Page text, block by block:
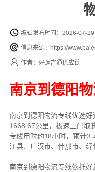
编辑发布时间：2026-07-
信息来源：https://
作者：好运吉通供应链
南京到德阳
南京到德阳物流专线优选好
1668.67公里， 极速上门取
专线用时约18小时，预计
江县、广汉市、什邡市、绵
南京到德阳物流专线依托